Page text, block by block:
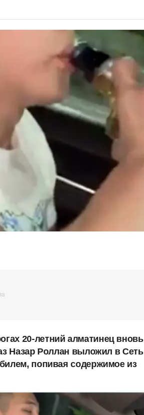
20-летний алматинец вновь
Назар Роллан выложил в Сеть
попивая содержимое из